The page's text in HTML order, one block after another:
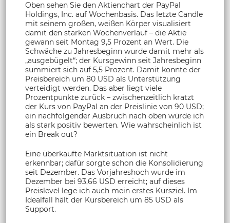
Oben sehen Sie den Aktienchart der PayPal
Holdings, Inc. auf Wochenbasis. Das letzte Candle
mit seinem großen, weißen Körper visualisiert
damit den starken Wochenverlauf – die Aktie
gewann seit Montag 9,5 Prozent an Wert. Die
Schwäche zu Jahresbeginn wurde damit mehr als
„ausgebügelt“; der Kursgewinn seit Jahresbeginn
summiert sich auf 5,5 Prozent. Damit konnte der
Preisbereich um 80 USD als Unterstützung
verteidigt werden. Das aber liegt viele
Prozentpunkte zurück – zwischenzeitlich kratzt
der Kurs von PayPal an der Preislinie von 90 USD;
ein nachfolgender Ausbruch nach oben würde ich
als stark positiv bewerten. Wie wahrscheinlich ist
ein Break out?
Eine überkaufte Marktsituation ist nicht
erkennbar; dafür sorgte schon die Konsolidierung
seit Dezember. Das Vorjahreshoch wurde im
Dezember bei 93,66 USD erreicht; auf dieses
Preislevel lege ich auch mein erstes Kursziel. Im
Idealfall hält der Kursbereich um 85 USD als
Support.